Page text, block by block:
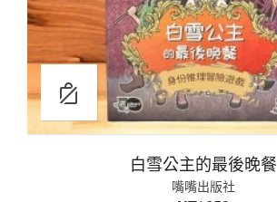
白雪公主的最後晚餐
嘴嘴出版社